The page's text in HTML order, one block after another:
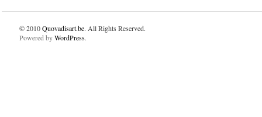
© 2010Quovadisart.be. All Rights Reserved.
Powered byWordPress.